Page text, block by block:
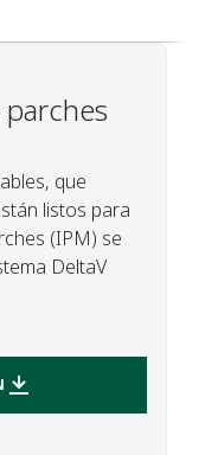
que
listos para
(IPM) se
DeltaV